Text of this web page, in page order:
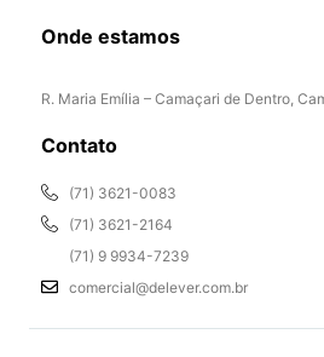
Onde estamos
R. Maria Emília – Camaçari de Dentro,
Contato
(71) 3621-0083
(71) 3621-2164
(71) 9 9934-7239
comercial@delever.com.br